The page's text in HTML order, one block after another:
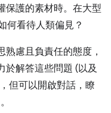
保護的素材時。在大型
何看待人類偏見？
慮且負責任的態度，
於解答這些問題 (以及
但可以開啟對話，瞭